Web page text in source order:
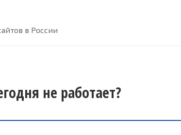
в России
не работает?